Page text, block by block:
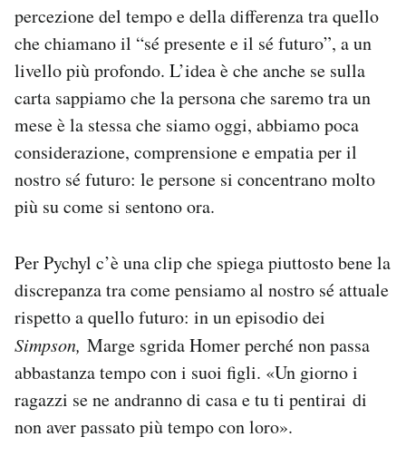
percezione del tempo e della differenza tra quello
che chiamano il “sé presente e il sé futuro”, a un
livello più profondo. L’idea è che anche se sulla
carta sappiamo che la persona che saremo tra un
mese è la stessa che siamo oggi, abbiamo poca
considerazione, comprensione e empatia per il
nostro sé futuro: le persone si concentrano molto
più su come si sentono ora.
Per Pychyl c’è una clip che spiega piuttosto bene la
discrepanza tra come pensiamo al nostro sé attuale
rispetto a quello futuro: in un episodio dei
Simpson, Marge sgrida Homer perché non passa
abbastanza tempo con i suoi figli. «Un giorno i
ragazzi se ne andranno di casa e tu ti pentirai di
non aver passato più tempo con loro».